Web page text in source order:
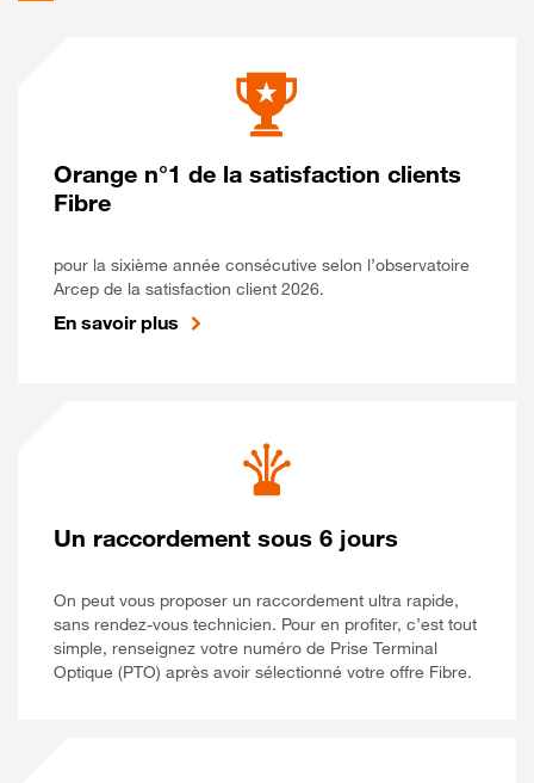
Orange n°1 de la satisfaction clients
Fibre
pour la sixième année consécutive selon l’observatoire
Arcep de la satisfaction client 2026.
En savoir plus
Un raccordement sous 6 jours
On peut vous proposer un raccordement ultra rapide,
sans rendez-vous technicien. Pour en profiter, c’est tout
simple, renseignez votre numéro de Prise Terminal
Optique (PTO) après avoir sélectionné votre offre Fibre.